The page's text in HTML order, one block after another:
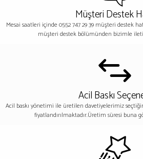
Müşteri Destek
Mesai saatleri içinde 0552 747 29 39 müşteri destek
müşteri destek bölümünden bizimle
Acil Baskı
Acil baskı yönetimi ile üretilen davetiyelerimiz
fiyatlandırılmaktadır.Üretim süresi buna